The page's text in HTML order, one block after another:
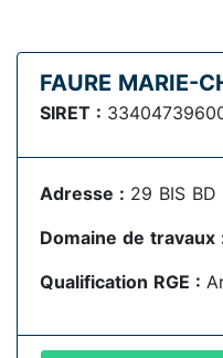
FAURE MARIE-
SIRET :
Adresse : 29 BIS BD
Domaine de travaux
Qualification RGE :